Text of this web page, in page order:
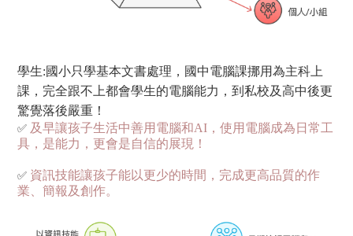
學生:國小只學基本文書處理，國中電腦課挪用為主科上
課，完全跟不上都會學生的電腦能力，到私校及高中後更
驚覺落後嚴重！
✅ 及早讓孩子生活中善用電腦和AI，使用電腦成為日常工
具，是能力，更會是自信的展現！
✅ 資訊技能讓孩子能以更少的時間，完成更高品質的作
業、簡報及創作。